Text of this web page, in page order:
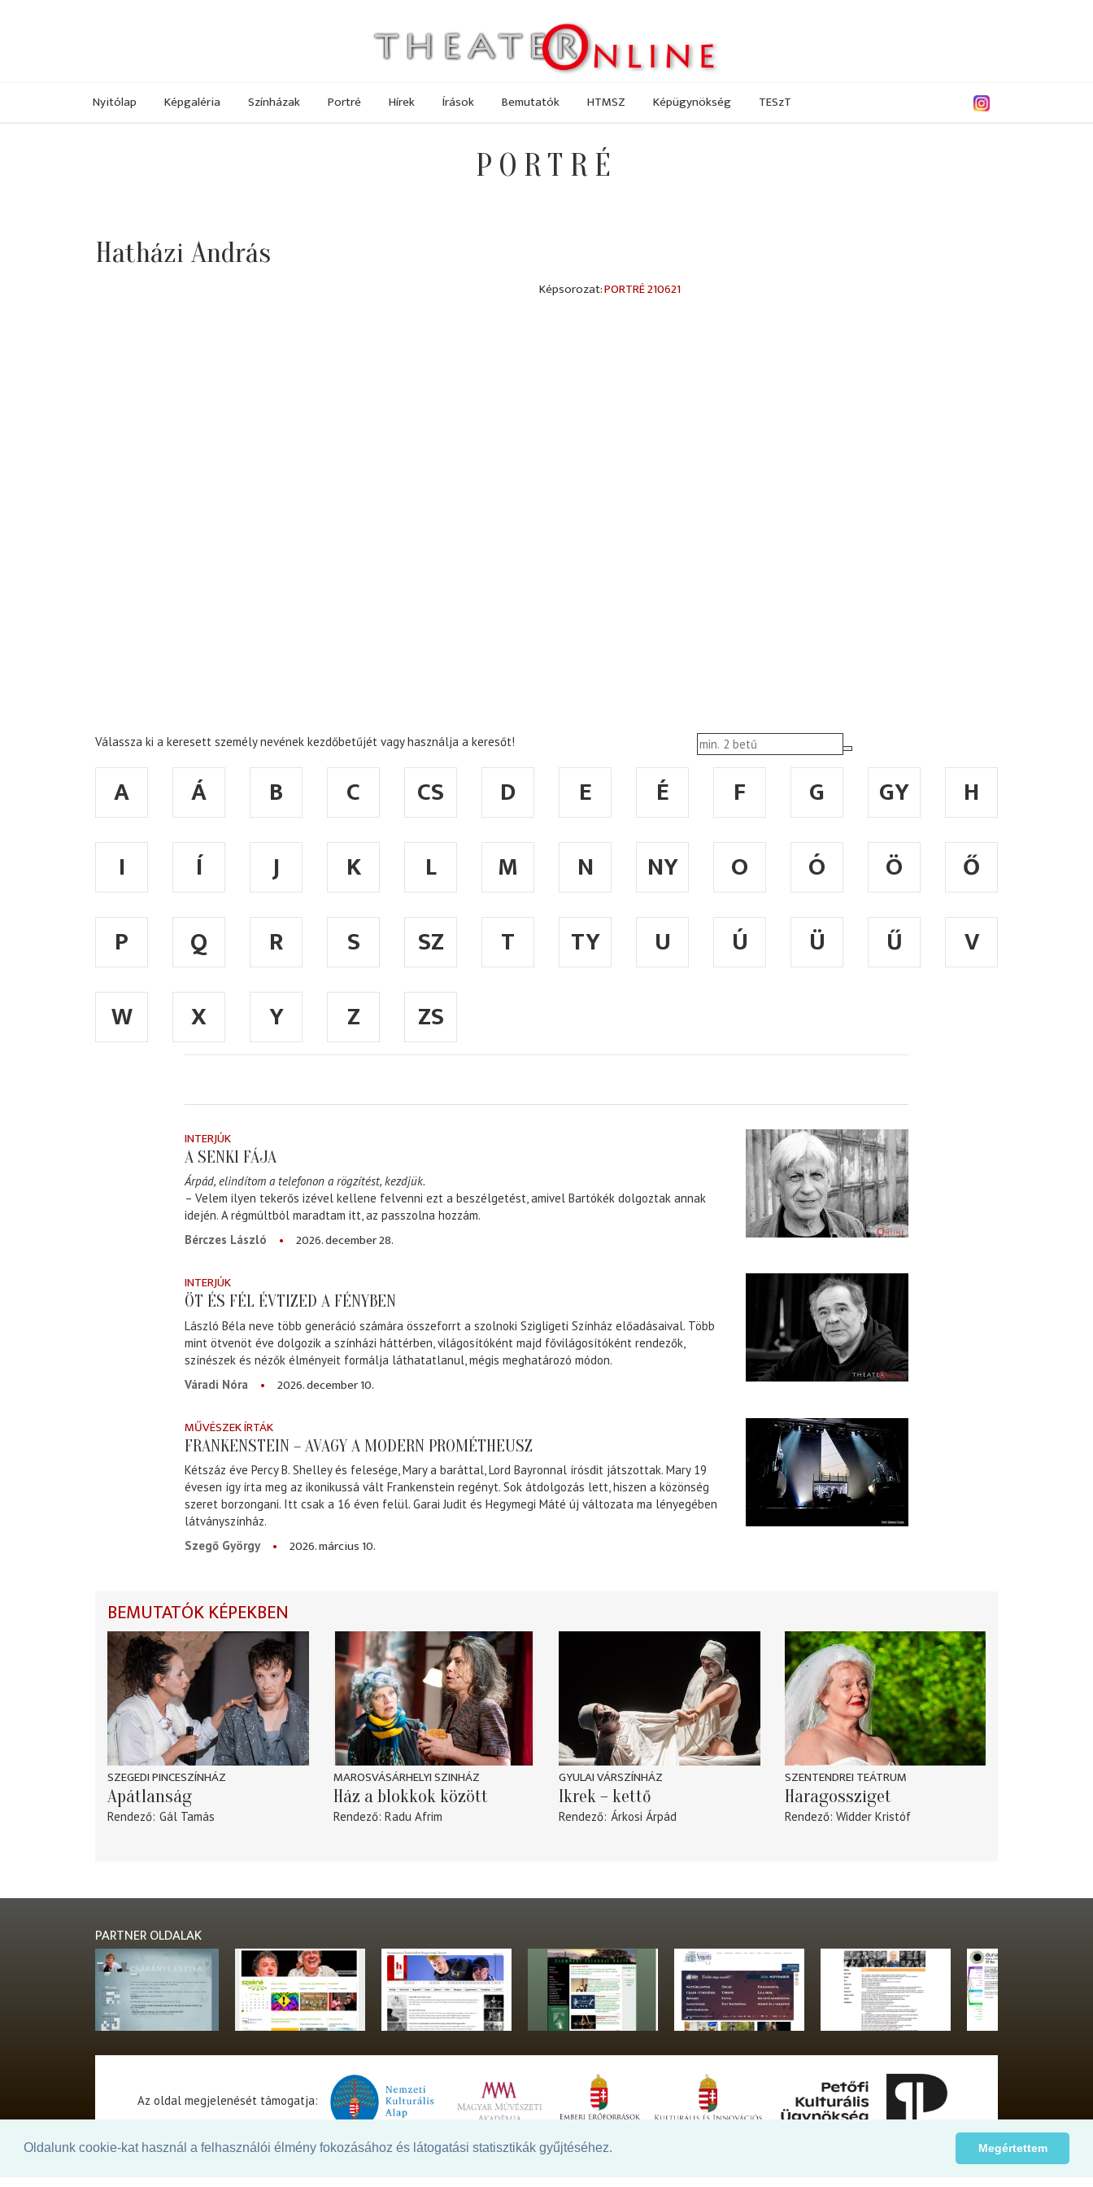
Oldalunk cookie-kat használ a felhasználói élmény fokozásához és látogatási statisztikák gyűjtéséhez. Megértettem
Nyitólap Képgaléria Színházak Portré Hírek Írások Bemutatók HTMSZ Képügynökség TESzT
PORTRÉ
Hatházi András
PORTRÉ 210621
Válassza ki a keresett személy nevének kezdőbetűjét vagy használja a keresőt!
A Á B C CS D E É F G GY
H
I
Í J K L M N NY O Ó Ö
Ő
P
Q R S SZ T TY U Ú Ü Ű
V
W
X Y Z ZS
INTERJÚK
A SENKI FÁJA
Árpád, elindítom a telefonon a rögzítést, kezdjük.
– Velem ilyen tekerős izével kellene felvenni ezt a beszélgetést, amivel Bartókék dolgoztak annak
idején. A régmúltból maradtam itt, az passzolna hozzám.
Bérczes László
2026. december 28.
INTERJÚK
ÖT ÉS FÉL ÉVTIZED A FÉNYBEN
László Béla neve több generáció számára összeforrt a szolnoki Szigligeti Színház előadásaival. Több
mint ötvenöt éve dolgozik a színházi háttérben, világosítóként majd fővilágosítóként rendezők,
színészek és nézők élményeit formálja láthatatlanul, mégis meghatározó módon.
Váradi Nóra
2026. december 10.
MŰVÉSZEK ÍRTÁK
FRANKENSTEIN – AVAGY A MODERN PROMÉTHEUSZ
Kétszáz éve Percy B. Shelley és felesége, Mary a baráttal, Lord Bayronnal írósdit játszottak. Mary 19
évesen így írta meg az ikonikussá vált Frankenstein regényt. Sok átdolgozás lett, hiszen a közönség
szeret borzongani. Itt csak a 16 éven felül. Garai Judit és Hegymegi Máté új változata ma lényegében
látványszínház.
Szegő György
2026. március 10.
BEMUTATÓK KÉPEKBEN
SZEGEDI PINCESZÍNHÁZ
Apátlanság
Rendező Gál Tamás
MAROSVÁSÁRHELYI SZINHÁZ
Ház a blokkok között
Rendező Radu Afrim
GYULAI VÁRSZÍNHÁZ
Ikrek – kettő
Rendező Árkosi Árpád
SZENTENDREI TEÁTRUM
Haragossziget
Rendező Widder Kristóf
PARTNER OLDALAK
Az oldal megjelenését támogatja: